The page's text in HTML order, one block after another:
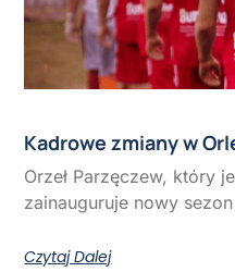
Kadrowe zmiany w
Orzeł Parzęczew, który
zainauguruje nowy
Czytaj Dalej